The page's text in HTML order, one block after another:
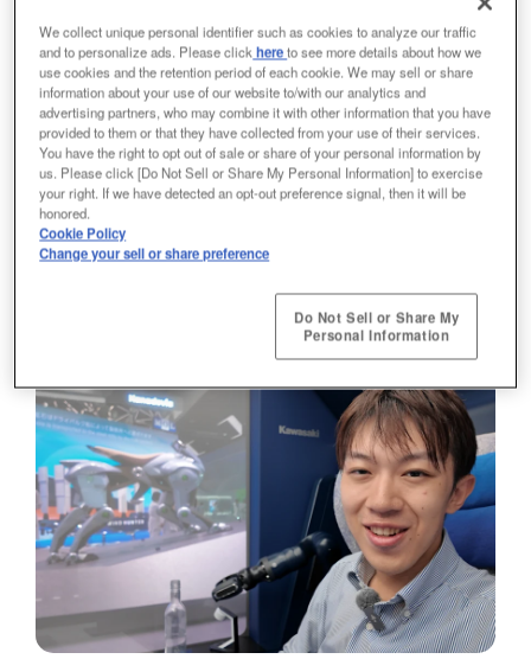
モビリティ
「ALICE SYSTEM」に込めた リアリティと拡
張性とは？
イノベーション モビリティ
We collect unique personal identifier such as cookies to analyze our traffic
and to personalize ads. Please clickhereto see more details about how we
use cookies and the retention period of each cookie. We may sell or share
information about your use of our website to/with our analytics and
advertising partners, who may combine it with other information that you have
provided to them or that they have collected from your use of their services.
You have the right to opt out of sale or share of your personal information by
us. Please click [Do Not Sell or Share My Personal Information] to exercise
your right. If we have detected an opt-out preference signal, then it will be
honored.
Cookie Policy
Change your sell or share preference
Do Not Sell or Share My
Personal Information